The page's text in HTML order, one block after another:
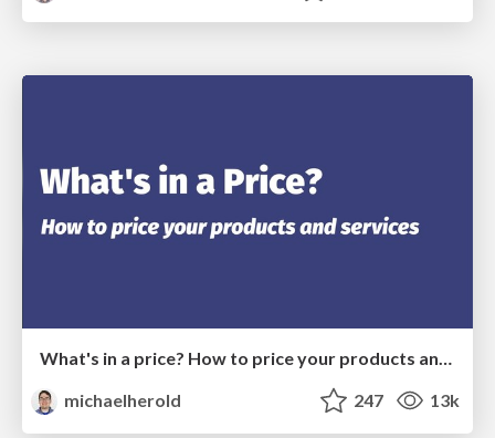
What's in a price? How to price your products and services
michaelherold
247 13k